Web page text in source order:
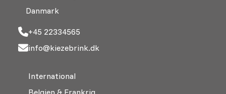
Danmark
+45 22334565
info@kiezebrink.dk
International
Belgien & Frankrig